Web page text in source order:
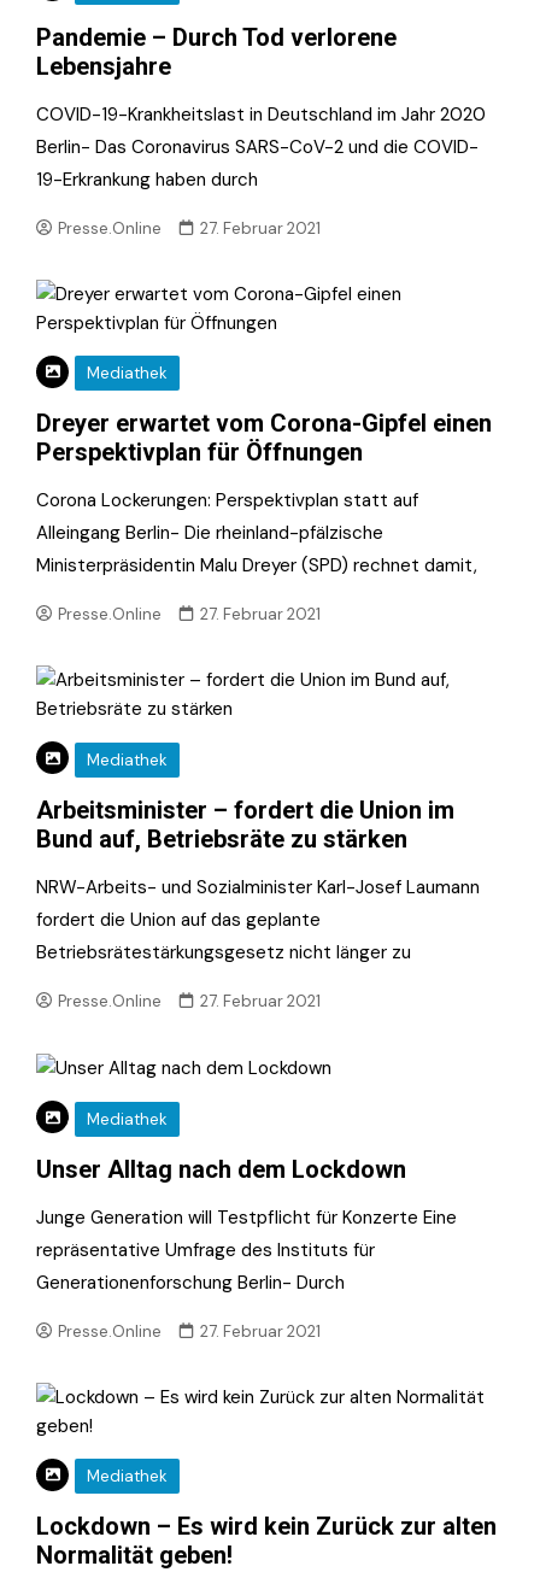
Pandemie – Durch Tod verlorene
Lebensjahre
COVID-19-Krankheitslast in Deutschland im Jahr 2020
Berlin- Das Coronavirus SARS-CoV-2 und die COVID-
19-Erkrankung haben durch
Presse.Online 27. Februar 2021
Mediathek
Dreyer erwartet vom Corona-Gipfel einen
Perspektivplan für Öffnungen
Corona Lockerungen: Perspektivplan statt auf
Alleingang Berlin- Die rheinland-pfälzische
Ministerpräsidentin Malu Dreyer (SPD) rechnet damit,
Presse.Online 27. Februar 2021
Mediathek
Arbeitsminister – fordert die Union im
Bund auf, Betriebsräte zu stärken
NRW-Arbeits- und Sozialminister Karl-Josef Laumann
fordert die Union auf das geplante
Betriebsrätestärkungsgesetz nicht länger zu
Presse.Online 27. Februar 2021
Mediathek
Unser Alltag nach dem Lockdown
Junge Generation will Testpflicht für Konzerte Eine
repräsentative Umfrage des Instituts für
Generationenforschung Berlin- Durch
Presse.Online 27. Februar 2021
Mediathek
Lockdown – Es wird kein Zurück zur alten
Normalität geben!